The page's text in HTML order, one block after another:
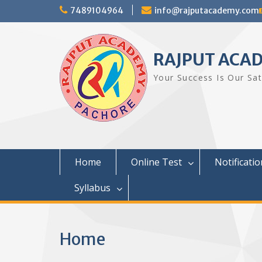
7489104964 info@rajputacademy.com
RAJPUT
Your Success Is Our
Home Online Test
Syllabus
Home